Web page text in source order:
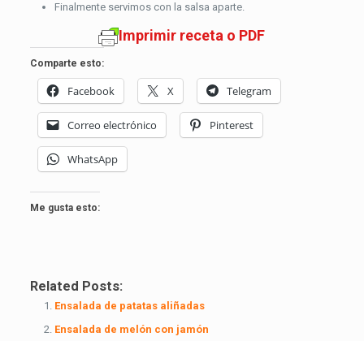
Finalmente servimos con la salsa aparte.
Imprimir receta o PDF
Comparte esto:
Facebook X Telegram
Correo electrónico Pinterest
WhatsApp
Me gusta esto:
Related Posts:
Ensalada de patatas aliñadas
Ensalada de melón con jamón